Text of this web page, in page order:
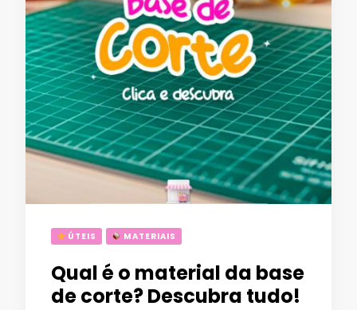
ÚTEIS MATERIAIS
Qual é o material da base
de corte? Descubra tudo!